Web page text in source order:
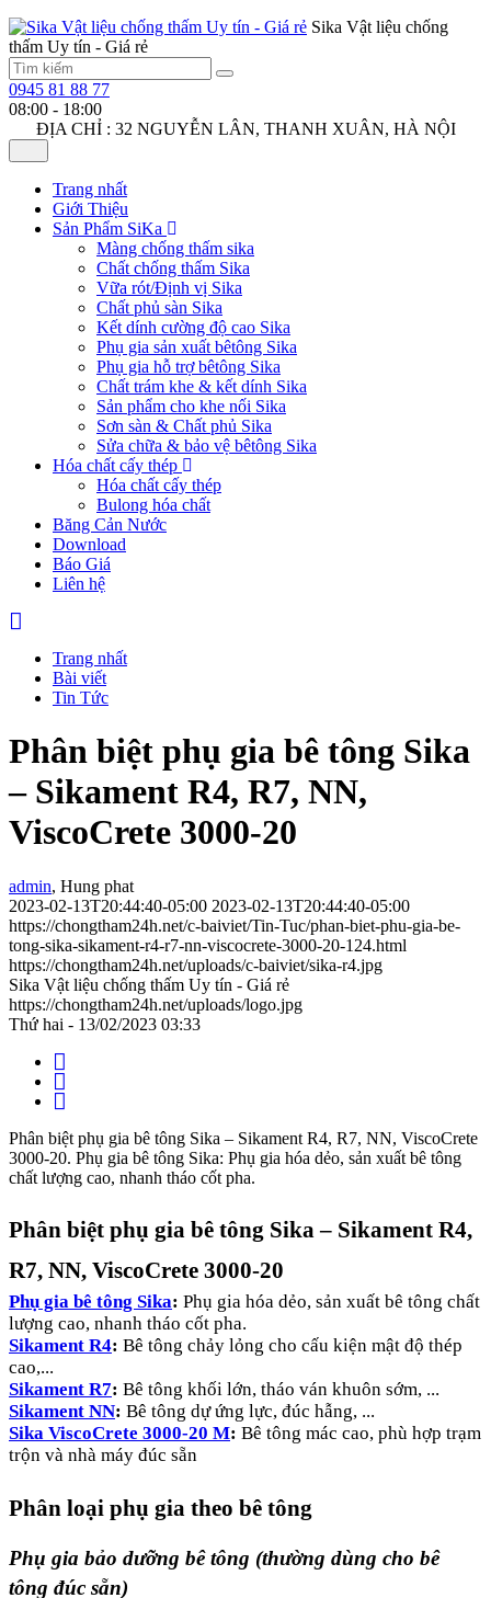
Sika Vật liệu chống
thấm Uy tín - Giá rẻ
0945 81 88 77
08:00 - 18:00
ĐỊA CHỈ : 32 NGUYỄN LÂN, THANH XUÂN, HÀ NỘI
Trang nhất
Giới Thiệu
Sản Phẩm SiKa
Màng chống thấm sika
Chất chống thấm Sika
Vữa rót/Định vị Sika
Chất phủ sàn Sika
Kết dính cường độ cao Sika
Phụ gia sản xuất bêtông Sika
Phụ gia hỗ trợ bêtông Sika
Chất trám khe & kết dính Sika
Sản phẩm cho khe nối Sika
Sơn sàn & Chất phủ Sika
Sửa chữa & bảo vệ bêtông Sika
Hóa chất cấy thép
Hóa chất cấy thép
Bulong hóa chất
Băng Cản Nước
Download
Báo Giá
Liên hệ
Trang nhất
Bài viết
Tin Tức
Phân biệt phụ gia bê tông Sika
– Sikament R4, R7, NN,
ViscoCrete 3000-20
admin, Hung phat
2023-02-13T20:44:40-05:00 2023-02-13T20:44:40-05:00
https://chongtham24h.net/c-baiviet/Tin-Tuc/phan-biet-phu-gia-be-
tong-sika-sikament-r4-r7-nn-viscocrete-3000-20-124.html
https://chongtham24h.net/uploads/c-baiviet/sika-r4.jpg
Sika Vật liệu chống thấm Uy tín - Giá rẻ
https://chongtham24h.net/uploads/logo.jpg
Thứ hai - 13/02/2023 03:33
Phân biệt phụ gia bê tông Sika – Sikament R4, R7, NN, ViscoCrete
3000-20. Phụ gia bê tông Sika: Phụ gia hóa dẻo, sản xuất bê tông
chất lượng cao, nhanh tháo cốt pha.
Phân biệt phụ gia bê tông Sika – Sikament R4,
R7, NN, ViscoCrete 3000-20
Phụ gia bê tông Sika: Phụ gia hóa dẻo, sản xuất bê tông chất
lượng cao, nhanh tháo cốt pha.
Sikament R4: Bê tông chảy lỏng cho cấu kiện mật độ thép
cao,...
Sikament R7: Bê tông khối lớn, tháo ván khuôn sớm, ...
Sikament NN: Bê tông dự ứng lực, đúc hẫng, ...
Sika ViscoCrete 3000-20 M: Bê tông mác cao, phù hợp trạm
trộn và nhà máy đúc sẵn
Phân loại phụ gia theo bê tông
Phụ gia bảo dưỡng bê tông (thường dùng cho bê
tông đúc sẵn)